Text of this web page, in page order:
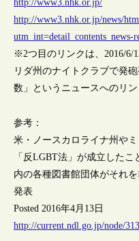
http://www3.nhk.or.jp/
http://www3.nhk.or.jp/news/
utm_int=detail_contents_news-
※2つ目のリンクは、2016/6/
リダ州のナイトクラブで発
数」というニュースへのリン
参考：
米・ノースカロライナ州や
「反LGBT法」が成立したこ
内の各種図書館団体がそれ
発表
Posted 2016年4月13日
http://current.ndl.go.jp/node/